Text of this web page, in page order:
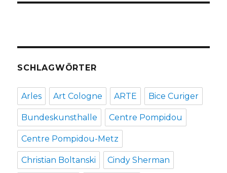
SCHLAGWÖRTER
Arles Art Cologne ARTE Bice Curiger
Bundeskunsthalle Centre Pompidou
Centre Pompidou-Metz
Christian Boltanski Cindy Sherman